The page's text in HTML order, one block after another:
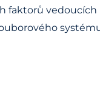
faktorů